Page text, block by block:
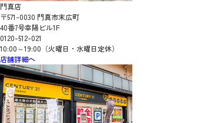
門真店
〒571-0030 門真市末広町
40番7号幸陽ビル1F
0120-512-021
10:00～19:00（火曜日・水曜日定休）
店舗詳細へ